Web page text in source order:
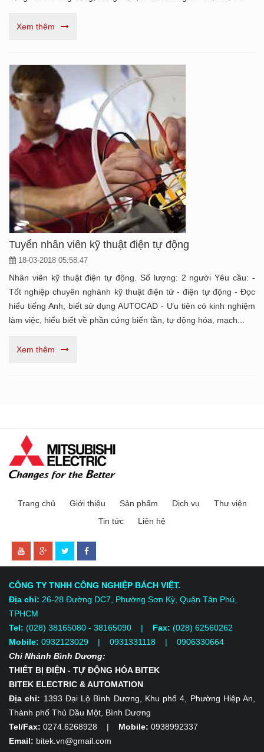
Xem thêm
Tuyển nhân viên kỹ thuật điện tự động
18-03-2018 05:58:47
Nhân viên kỹ thuật điện tự động. Số lượng: 2 người Yêu cầu: -
Tốt nghiệp chuyên nghành kỹ thuật điện tử - điện tự động - Đọc
hiểu tiếng Anh, biết sử dụng AUTOCAD - Ưu tiên có kinh nghiệm
làm việc, hiểu biết về phần cứng biến tần, tự động hóa, mạch...
Xem thêm
Trang chủ Giới thiệu Sản phẩm Dịch vụ
Thư viện
Tin tức
Liên hệ
CÔNG TY TNHH CÔNG NGHIỆP BÁCH VIỆT.
Địa chỉ: 26-28 Đường DC7, Phường Sơn Kỳ, Quận Tân Phú,
TPHCM
Tel: (028) 38165080 - 38165090 | Fax: (028) 62560262
Mobile: 0932123029 | 0931331118 | 0906330664
Chi Nhánh Bình Dương:
THIẾT BỊ ĐIỆN - TỰ ĐỘNG HÓA BITEK
BITEK ELECTRIC & AUTOMATION
Địa chỉ: 1393 Đại Lộ Bình Dương, Khu phố 4, Phường Hiệp An,
Thành phố Thủ Dầu Một, Bình Dương
Tel/Fax: 0274.6268928 | Mobile: 0938992337
Email: bitek.vn@gmail.com